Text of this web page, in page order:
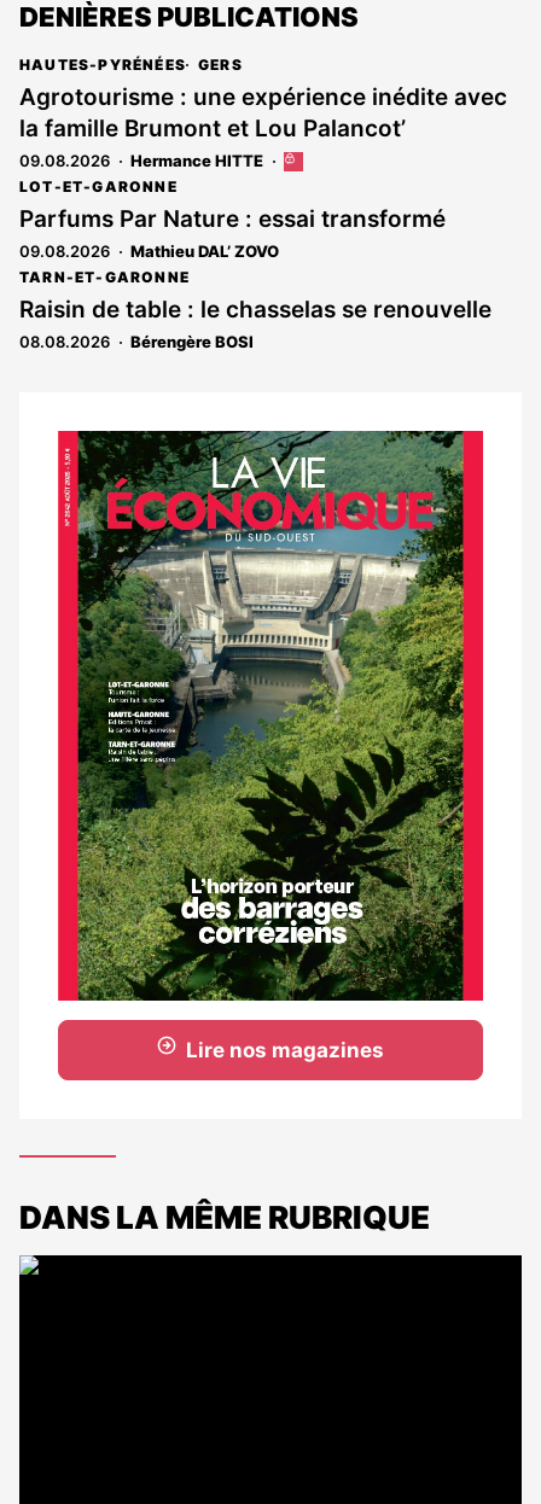
DENIÈRES PUBLICATIONS
HAUTES-PYRÉNÉES GERS
Agrotourisme : une expérience inédite avec
la famille Brumont et Lou Palancot’
09.08.2026 Hermance HITTE
Cet
réservé
LOT-ET-GARONNE
Parfums Par Nature : essai transformé
09.08.2026 Mathieu DAL’ ZOVO
TARN-ET-GARONNE
Raisin de table : le chasselas se renouvelle
08.08.2026 Bérengère BOSI
Notre
dernier
magazine
Lire nos magazines
DANS LA MÊME RUBRIQUE